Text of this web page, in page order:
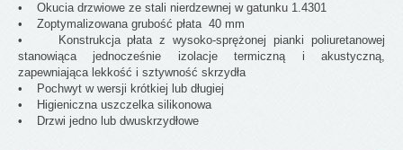
• Okucia drzwiowe ze stali nierdzewnej w gatunku 1.4301
• Zoptymalizowana grubość płata 40 mm
• Konstrukcja płata z wysoko-sprężonej pianki poliuretanowej
stanowiąca jednocześnie izolacje termiczną i akustyczną,
zapewniająca lekkość i sztywność skrzydła
• Pochwyt w wersji krótkiej lub długiej
• Higieniczna uszczelka silikonowa
• Drzwi jedno lub dwuskrzydłowe